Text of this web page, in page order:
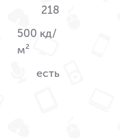
218
500 кд/
м²
есть